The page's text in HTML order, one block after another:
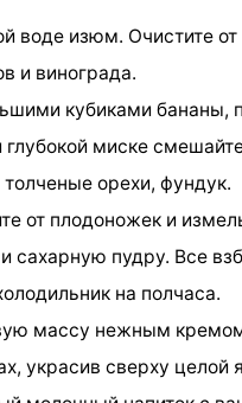
воде изюм. Очистите
и винограда.
кубиками бананы,
миске
орехи, фундук.
от плодоножек и
сахарную пудру. Все
на полчаса.
массу нежным
украсив сверху